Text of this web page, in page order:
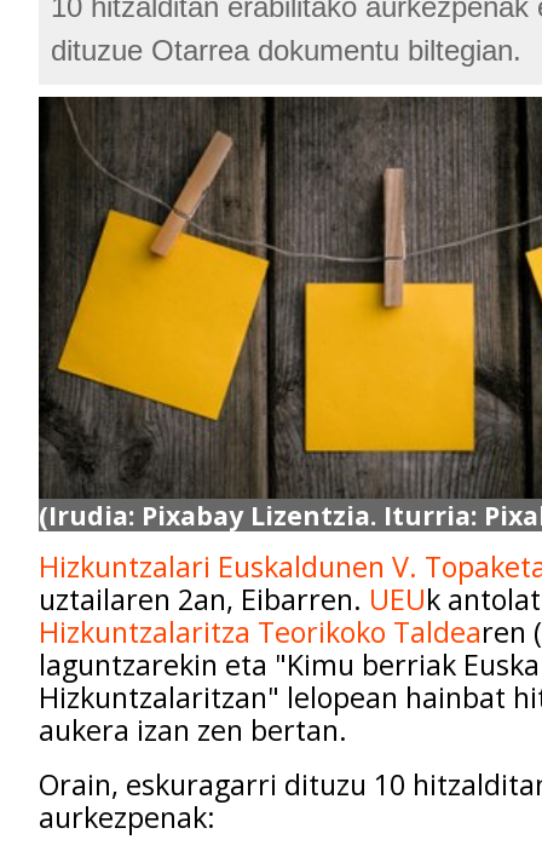
10 hitzalditan erabilitako aurkezpenak
dituzue Otarrea dokumentu biltegian.
(Irudia: Pixabay Lizentzia. Iturria:
Hizkuntzalari Euskaldunen V.
uztailaren 2an, Eibarren. UEUk
Hizkuntzalaritza Teorikoko Taldearen
laguntzarekin eta "Kimu berriak
Hizkuntzalaritzan" lelopean hainbat
aukera izan zen bertan.
Orain, eskuragarri dituzu 10
aurkezpenak: